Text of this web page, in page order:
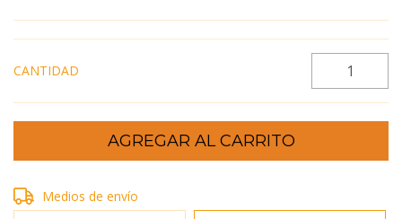
CANTIDAD
Entregas para el CP:
Medios de envío